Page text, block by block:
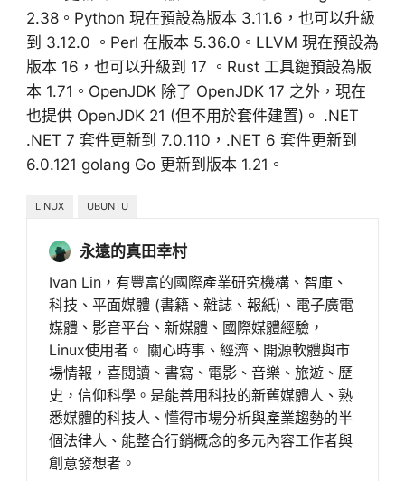
2.38。Python 現在預設為版本 3.11.6，也可以升級
到 3.12.0 。Perl 在版本 5.36.0。LLVM 現在預設為
版本 16，也可以升級到 17 。Rust 工具鏈預設為版
本 1.71。OpenJDK 除了 OpenJDK 17 之外，現在
也提供 OpenJDK 21 (但不用於套件建置)。 .NET
.NET 7 套件更新到 7.0.110，.NET 6 套件更新到
6.0.121 golang Go 更新到版本 1.21。
LINUX UBUNTU
永遠的真田幸村
Ivan Lin，有豐富的國際產業研究機構、智庫、
科技、平面媒體 (書籍、雜誌、報紙)、電子廣電
媒體、影音平台、新媒體、國際媒體經驗，
Linux使用者。 關心時事、經濟、開源軟體與市
場情報，喜閱讀、書寫、電影、音樂、旅遊、歷
史，信仰科學。是能善用科技的新舊媒體人、熟
悉媒體的科技人、懂得市場分析與產業趨勢的半
個法律人、能整合行銷概念的多元內容工作者與
創意發想者。